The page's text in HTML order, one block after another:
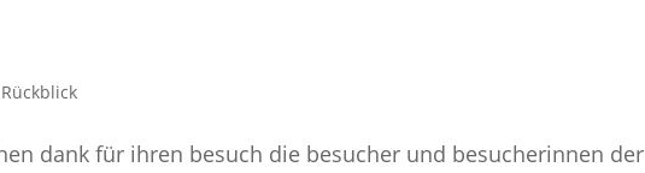
Rückblick
dank für ihren besuch die besucher und besucherinnen der